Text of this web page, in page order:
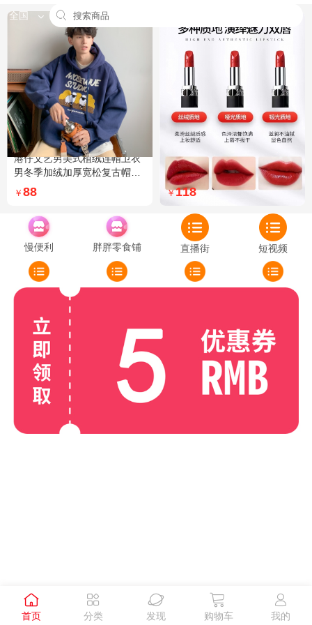
全国
港仔文艺男美式植绒连帽卫衣
男冬季加绒加厚宽松复古帽衫
外套 XXL 加绒 5XL 灰色加绒
￥ 88
Dior迪奥全新烈艳蓝金口红品
牌授权经典藤格纹饰带丝绒质
地999色号传奇红唇哑光 哑光
￥118
慢便利 胖胖零食铺 直播街 短视频

首页

分类

发现

购物车

我的